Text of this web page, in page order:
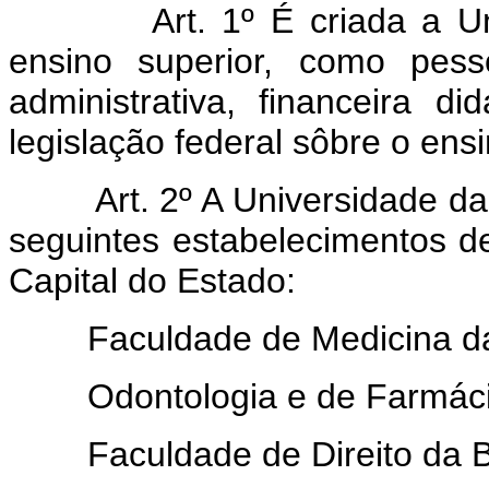
Art. 1º É criada a
ensino superior, como
administrativa, financeira
legislação federal sôbre o
Art. 2º A Universidade
seguintes estabelecimentos
Capital do Estado:
Faculdade de Medicina da
Odontologia e de
Faculdade de Direito da